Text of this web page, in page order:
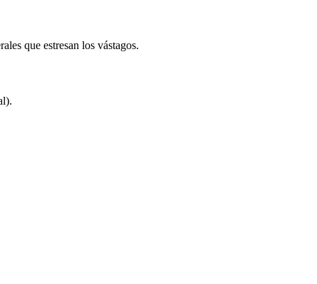
que estresan los vástagos.